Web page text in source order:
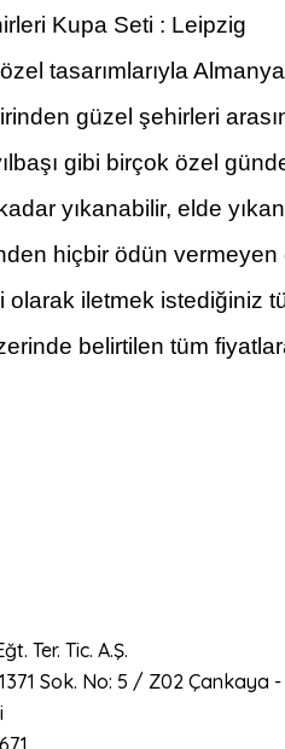
Kupa Seti : Leipzig
tasarımlarıyla
güzel şehirleri
gibi birçok özel
yıkanabilir, elde
hiçbir ödün
olarak iletmek istediğiniz
belirtilen tüm
Ter. Tic. A.Ş.
Sok. No: 5 / Z02 Çankaya